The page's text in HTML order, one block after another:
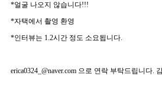
*얼굴 나오지 않습니다!!!
*자택에서 촬영 환영
*인터뷰는 1.2시간 정도 소요됩니다.
erica0324_@naver.com 으로 연락 부탁드립니다.